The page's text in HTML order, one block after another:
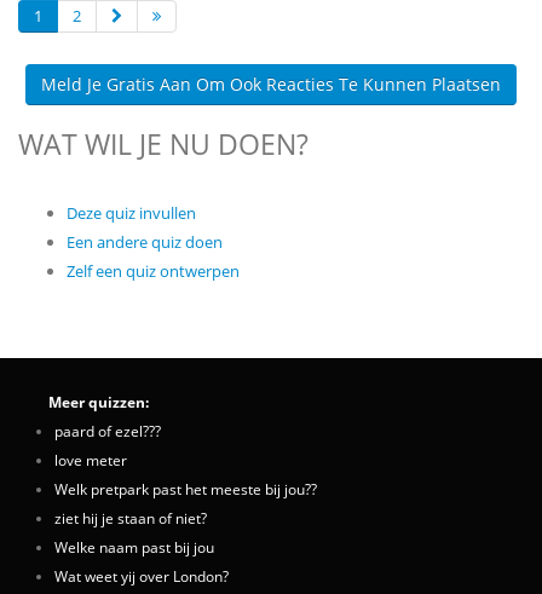
1 2
Meld Je Gratis Aan Om Ook Reacties Te Kunnen Plaatsen
WAT WIL JE NU DOEN?
Deze quiz invullen
Een andere quiz doen
Zelf een quiz ontwerpen
Meer quizzen:
paard of ezel???
love meter
Welk pretpark past het meeste bij jou??
ziet hij je staan of niet?
Welke naam past bij jou
Wat weet yij over London?